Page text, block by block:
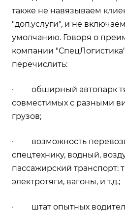
также не навязываем
"доп.услуги", и не
умолчанию. Говоря о
компании
перечислить:
· обширный автопарк
совместимых с разными
грузов;
· возможность
спецтехнику, водный,
пассажирский транспорт:
электротяги, вагоны, и т.д.;
· штат опытных